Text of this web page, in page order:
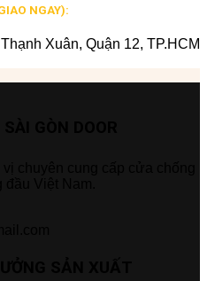
NGAY):
Xuân, Quận 12, TP.HCM